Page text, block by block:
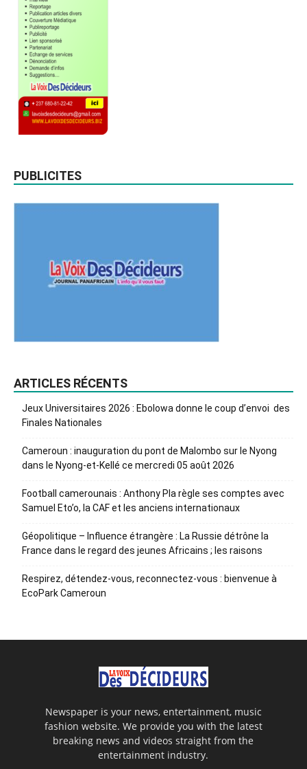
PUBLICITES
ARTICLES RÉCENTS
Jeux Universitaires 2026 : Ebolowa donne le coup d’envoi des
Finales Nationales
Cameroun : inauguration du pont de Malombo sur le Nyong
dans le Nyong-et-Kellé ce mercredi 05 août 2026
Football camerounais : Anthony Pla règle ses comptes avec
Samuel Eto’o, la CAF et les anciens internationaux
Géopolitique – Influence étrangère : La Russie détrône la
France dans le regard des jeunes Africains ; les raisons
Respirez, détendez-vous, reconnectez-vous : bienvenue à
EcoPark Cameroun
Newspaper is your news, entertainment, music
fashion website. We provide you with the latest
breaking news and videos straight from the
entertainment industry.